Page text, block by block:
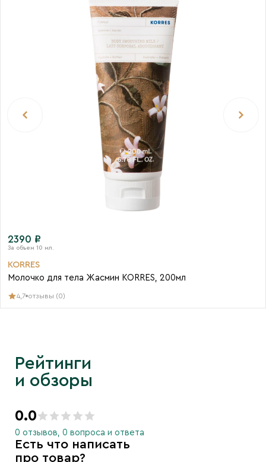
2390 ₽
KORRES
Молочко для тела Жасмин KORRES, 200мл
4,7 отзывы (0)
Рейтинги
и обзоры
0.0
0 отзывов, 0 вопроса и ответа
Есть что написать
про товар?